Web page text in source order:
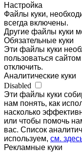
Настройка
Файлы куки,
всегда включены.
Другие файлы куки
Обязательные куки
Эти файлы куки
пользоваться
отключить.
Аналитические куки
Disabled
Эти файлы куки
нам понять, как
насколько
или чтобы помочь
вас. Список
используем, см.
Рекламные куки